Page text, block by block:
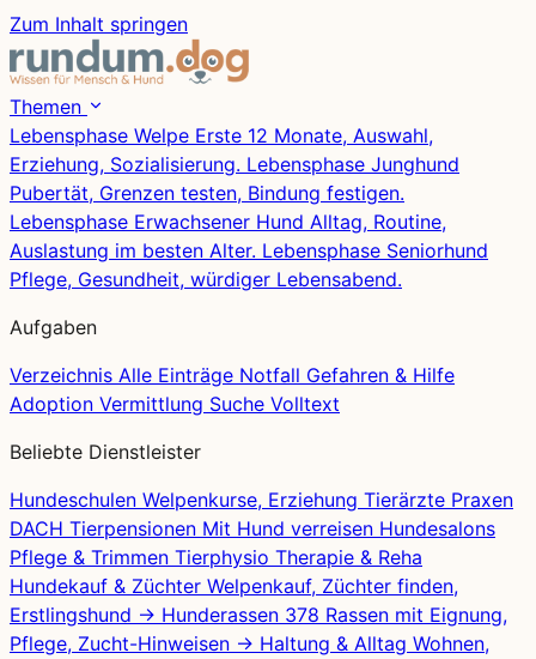
Zum Inhalt springen
Themen
Lebensphase Welpe Erste 12 Monate, Auswahl,
Erziehung, Sozialisierung. Lebensphase Junghund
Pubertät, Grenzen testen, Bindung festigen.
Lebensphase Erwachsener Hund Alltag, Routine,
Auslastung im besten Alter. Lebensphase Seniorhund
Pflege, Gesundheit, würdiger Lebensabend.
Aufgaben
Verzeichnis Alle Einträge Notfall Gefahren & Hilfe
Adoption Vermittlung Suche Volltext
Beliebte Dienstleister
Hundeschulen Welpenkurse, Erziehung Tierärzte Praxen
DACH Tierpensionen Mit Hund verreisen Hundesalons
Pflege & Trimmen Tierphysio Therapie & Reha
Hundekauf & Züchter Welpenkauf, Züchter finden,
Erstlingshund → Hunderassen 378 Rassen mit Eignung,
Pflege, Zucht-Hinweisen → Haltung & Alltag Wohnen,